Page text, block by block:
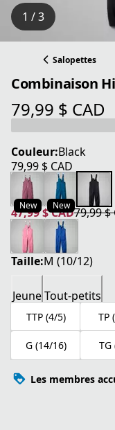
1 / 3
Salopettes
Combinaison
79,99 $ CAD
prix actuel 79,99 $
Couleur:Black
79,99 $ CAD
prix actuel 79,99 $
New New
47,99 $ CAD
prix actuel 47,99 $
79,99 $
prix original 79,99 $
Taille:M (10/12)
JeuneTout-petits
TTP (4/5) TP
G (14/16) TG
Les membres